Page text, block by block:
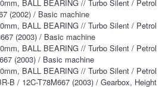
BALL BEARING // Turbo Silent / Petrol
(2002) / Basic machine
BALL BEARING // Turbo Silent / Petrol
(2003) / Basic machine
BALL BEARING // Turbo Silent / Petrol
(2003) / Basic machine
BALL BEARING // Turbo Silent / Petrol
B / 12C-T78M667 (2003) / Gearbox, Height